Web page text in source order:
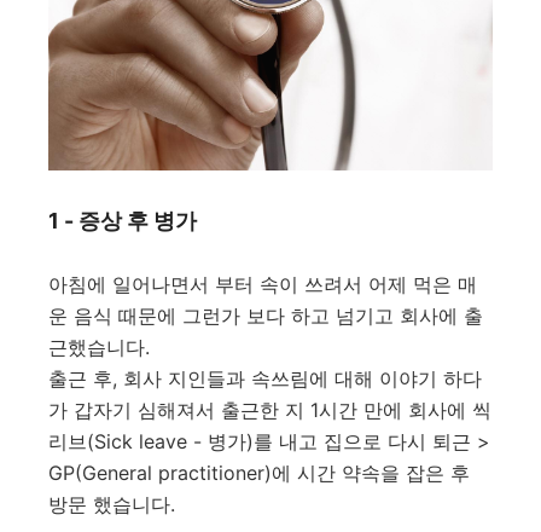
1 - 증상 후 병가
아침에 일어나면서 부터 속이 쓰려서 어제 먹은 매
운 음식 때문에 그런가 보다 하고 넘기고 회사에 출
근했습니다.
출근 후, 회사 지인들과 속쓰림에 대해 이야기 하다
가 갑자기 심해져서 출근한 지 1시간 만에 회사에 씩
리브(Sick leave - 병가)를 내고 집으로 다시 퇴근 >
GP(General practitioner)에 시간 약속을 잡은 후
방문 했습니다.